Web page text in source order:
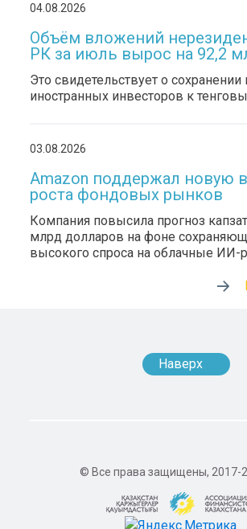
04.08.2026
Объём вложений
РК за июль вырос на 92,2
Это свидетельствует о сохранении
иностранных инвесторов к
03.08.2026
Amazon поддержал новую
роста фондовых рынков
Компания повысила прогноз
млрд долларов на фоне
высокого спроса на облачные ИИ-
Наверх
© Все права защищены, 2017-